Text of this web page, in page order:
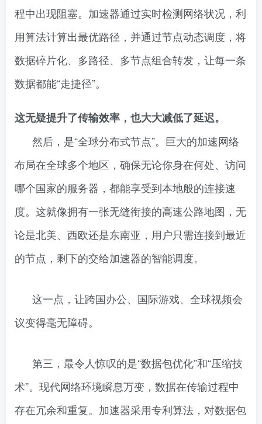
程中出现阻塞。加速器通过实时检测网络状况，利
用算法计算出最优路径，并通过节点动态调度，将
数据碎片化、多路径、多节点组合转发，让每一条
数据都能“走捷径”。
这无疑提升了传输效率，也大大减低了延迟。
然后，是“全球分布式节点”。巨大的加速网络
布局在全球多个地区，确保无论你身在何处、访问
哪个国家的服务器，都能享受到本地般的连接速
度。这就像拥有一张无缝衔接的高速公路地图，无
论是北美、西欧还是东南亚，用户只需连接到最近
的节点，剩下的交给加速器的智能调度。
这一点，让跨国办公、国际游戏、全球视频会
议变得毫无障碍。
第三，最令人惊叹的是“数据包优化”和“压缩技
术”。现代网络环境瞬息万变，数据在传输过程中
存在冗余和重复。加速器采用专利算法，对数据包